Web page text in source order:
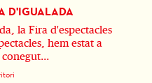
D'IGUALADA
la Fira d'espectacles
hem estat a